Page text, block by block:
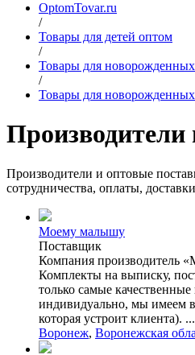
OptomTovar.ru
/
Товары для детей оптом
/
Товары для
/
Товары для
Производители и оптовые
сотрудничества, оплаты,
Моему малышу
Поставщик
Компания производитель
Комплекты на выписку,
только самые
индивидуально, мы имеем
которая устроит клиента). ...
Воронеж, Воронежская